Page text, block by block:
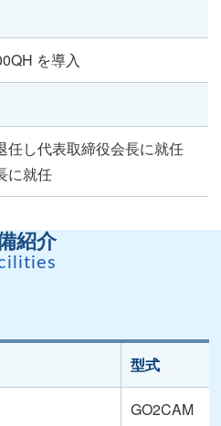
を導入
任し代表取締役会長に就任
に就任
紹介
型式
GO2CAM